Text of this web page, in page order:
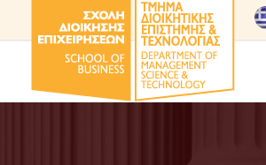
ΤΟ ΤΜΗΜΑ